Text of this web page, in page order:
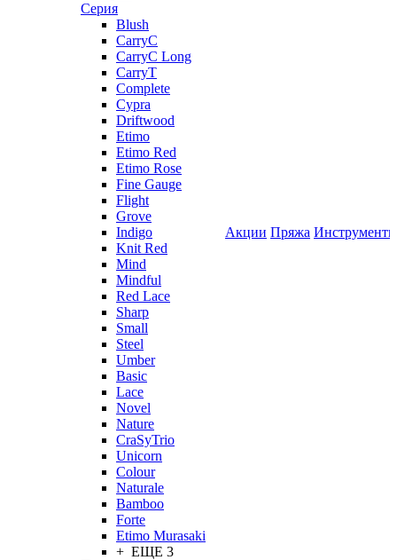
Серия
Blush
CarryC
CarryC Long
CarryT
Complete
Cypra
Driftwood
Etimo
Etimo Red
Etimo Rose
Fine Gauge
Flight
Grove
Indigo
Knit Red
Mind
Mindful
Red Lace
Sharp
Small
Steel
Umber
Basic
Lace
Novel
Nature
CraSyTrio
Unicorn
Colour
Naturale
Bamboo
Forte
Etimo Murasaki
+ ЕЩЕ 3
Акции Пряжа Инструменты